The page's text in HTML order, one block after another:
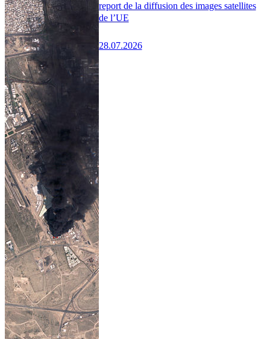
report de la diffusion des images satellites
de l’UE
28.07.2026